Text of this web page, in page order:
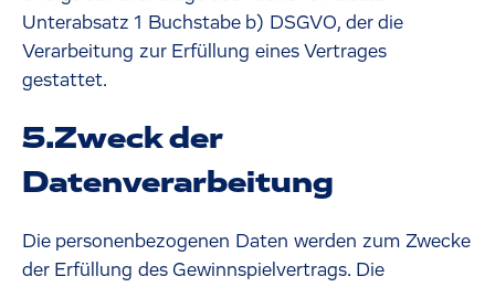
Unterabsatz 1 Buchstabe b) DSGVO, der die
Verarbeitung zur Erfüllung eines Vertrages
gestattet.
5.Zweck der
Datenverarbeitung
Die personenbezogenen Daten werden zum Zwecke
der Erfüllung des Gewinnspielvertrags. Die